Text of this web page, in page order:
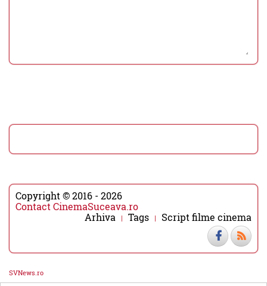
Copyright © 2016 - 2026
Contact CinemaSuceava.ro
Arhiva
Tags Script filme cinema
SVNews.ro